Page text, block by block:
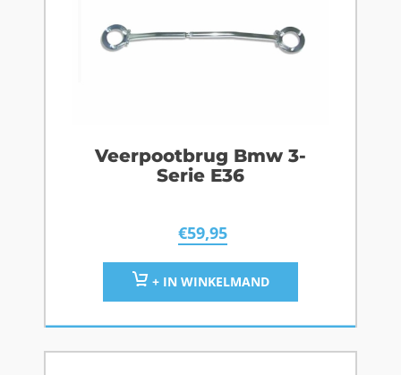
Veerpootbrug Bmw 3-
Serie E36
€59,95
+ IN WINKELMAND